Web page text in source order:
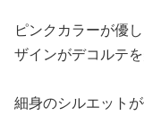
ピンクカラーが優
ザインがデコルテを
細身のシルエット